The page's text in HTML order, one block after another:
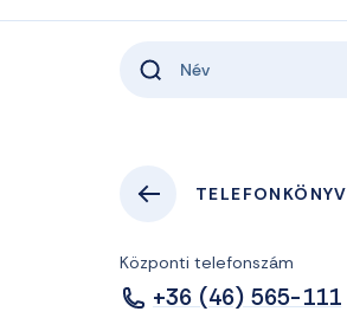
TELEFONKÖNYV
Központi telefonszám
+36 (46) 565-111